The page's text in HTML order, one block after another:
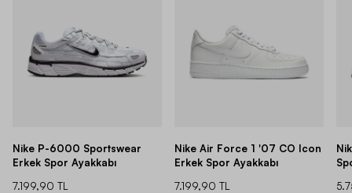
Nike P-6000 Sportswear
Erkek Spor Ayakkabı
7.199,90 TL
Nike Air Force 1 '07 CO Icon
Erkek Spor Ayakkabı
7.199,90 TL